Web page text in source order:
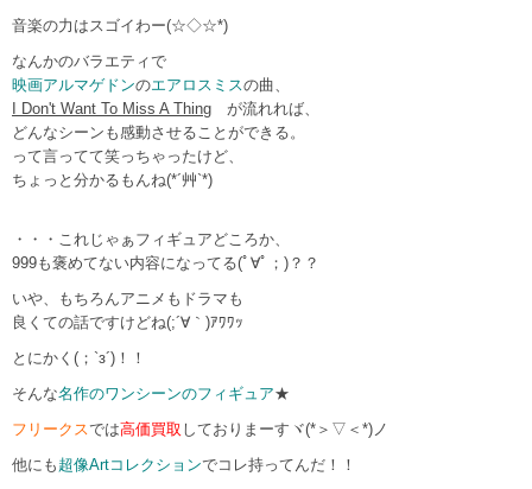
音楽の力はスゴイわー(☆◇☆*)
なんかのバラエティで
映画アルマゲドンのエアロスミスの曲、
I Don't Want To Miss A Thing が流れれば、
どんなシーンも感動させることができる。
って言ってて笑っちゃったけど、
ちょっと分かるもんね(*´艸`*)
・・・これじゃぁフィギュアどころか、
999も褒めてない内容になってる(ﾟ∀ﾟ；)？？
いや、もちろんアニメもドラマも
良くての話ですけどね(;´∀｀)ｱﾜﾜｯ
とにかく(；`з´)！！
そんな名作のワンシーンのフィギュア★
フリークスでは高価買取 しておりまーすヾ(*＞▽＜*)ノ
他にも 超像Artコレクションでコレ持ってんだ！！